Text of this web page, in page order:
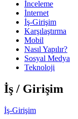
İnceleme
İnternet
İş-Girişim
Karşılaştırma
Mobil
Nasıl Yapılır?
Sosyal Medya
Teknoloji
İş / Girişim
İş-Girişim